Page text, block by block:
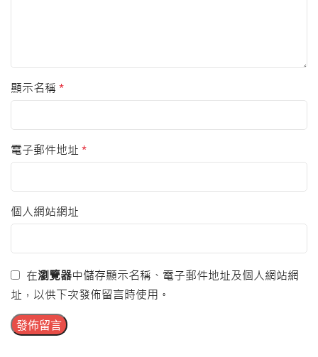
顯示名稱 *
電子郵件地址 *
個人網站網址
在瀏覽器中儲存顯示名稱、電子郵件地址及個人網站網
址，以供下次發佈留言時使用。